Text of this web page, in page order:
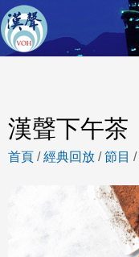
漢聲下午茶
首頁 /經典回放 /節目 /